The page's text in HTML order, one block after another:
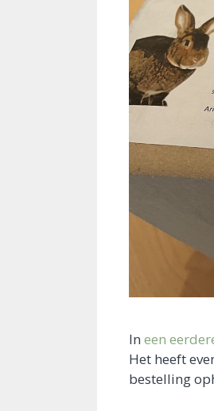
In een
Het heeft
bestelling